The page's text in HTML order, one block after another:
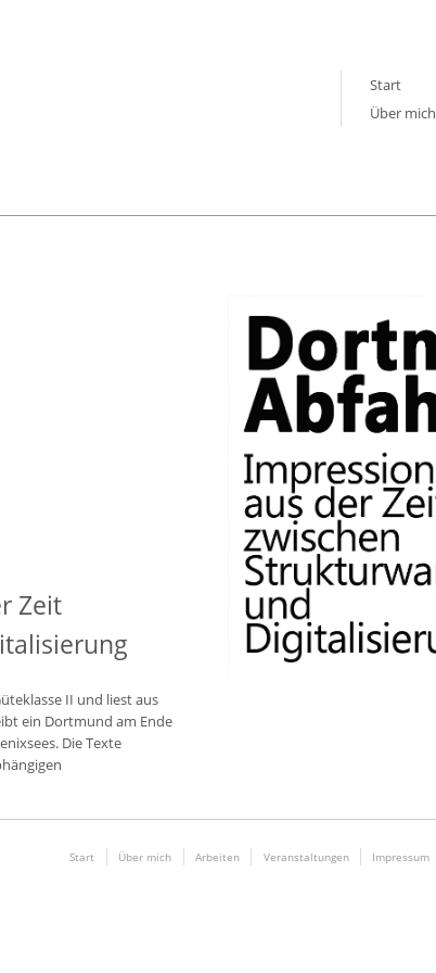
Start
Über mich
Zeit
II und liest aus
ein Dortmund am Ende
Die Texte
Start Über mich Arbeiten Veranstaltungen Impressum